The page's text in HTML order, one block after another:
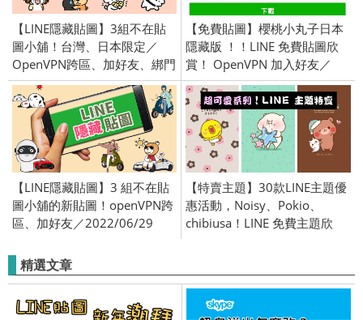
【LINE隱藏貼圖】3組不在貼
圖小舖！台灣、日本限定／
OpenVPN跨區、加好友、綁門
號／2025/9/10
【免費貼圖】櫻桃小丸子日本
隱藏版 ！！LINE 免費貼圖欣
賞！ OpenVPN 加入好友／
2015/4/2
【LINE隱藏貼圖】3 組不在貼
圖小舖的新貼圖！openVPN跨
區、加好友／2022/06/29
【特賣主題】30款LINE主題優
惠活動，Noisy、Pokio、
chibiusa！LINE 免費主題欣
精選文章